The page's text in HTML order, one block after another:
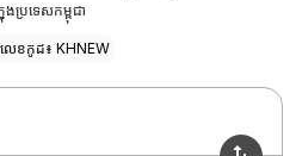
ប្រទេសកម្ពុជា
លេខកូដ៖ KHNEW